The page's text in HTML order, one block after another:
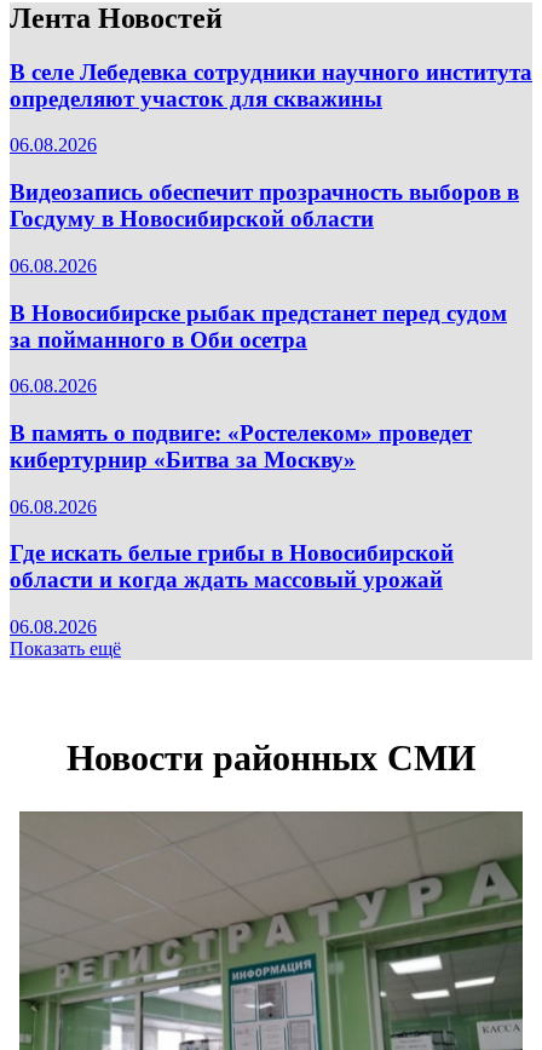
Лента Новостей
В селе Лебедевка сотрудники научного института
определяют участок для скважины
06.08.2026
Видеозапись обеспечит прозрачность выборов в
Госдуму в Новосибирской области
06.08.2026
В Новосибирске рыбак предстанет перед судом
за пойманного в Оби осетра
06.08.2026
В память о подвиге: «Ростелеком» проведет
кибертурнир «Битва за Москву»
06.08.2026
Где искать белые грибы в Новосибирской
области и когда ждать массовый урожай
06.08.2026
Показать ещё